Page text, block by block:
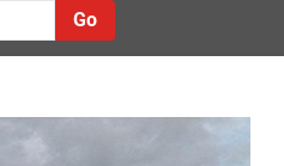
House
Go